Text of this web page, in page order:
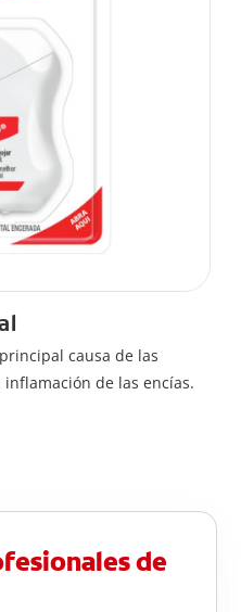
causa de las
de las encías.
de